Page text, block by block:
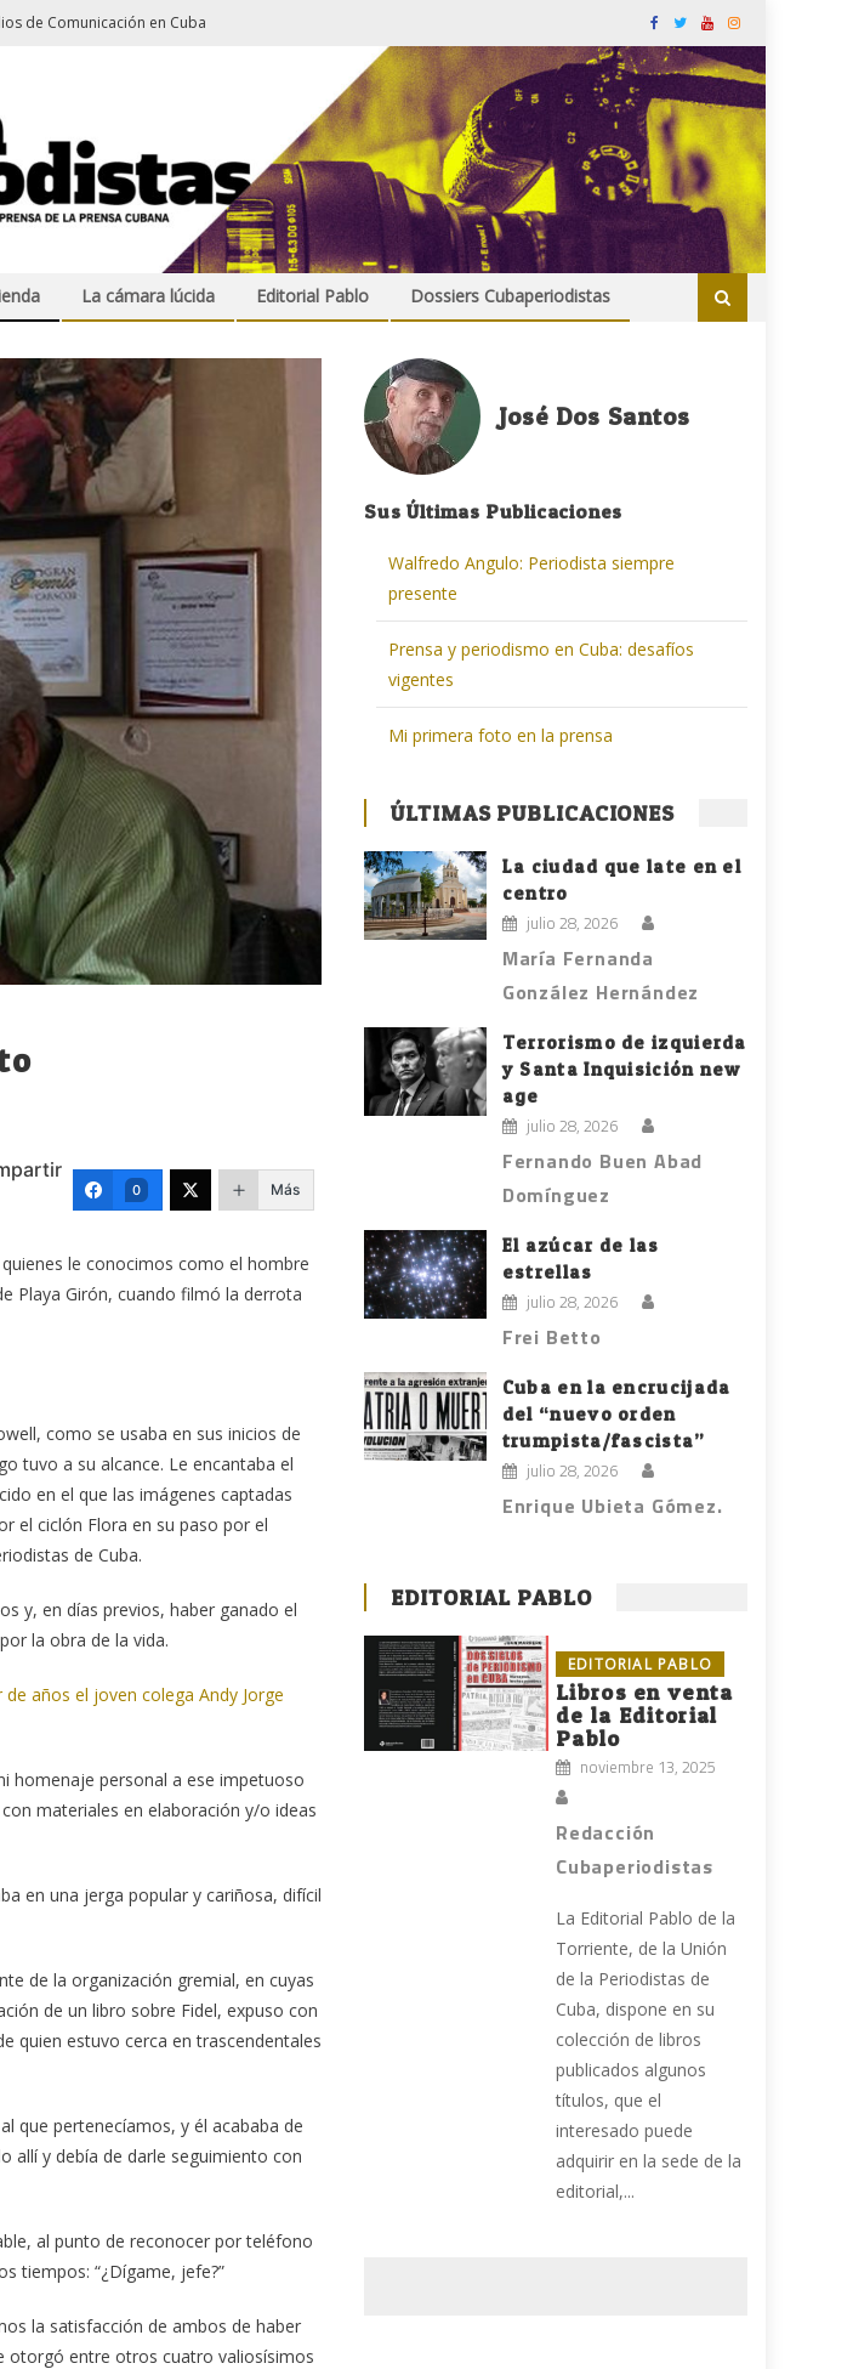
de Comunicación en Cuba
La cámara lúcida Editorial Pablo Dossiers Cubaperiodistas
0 Más
le conocimos como el hombre
Playa Girón, cuando filmó la derrota
como se usaba en sus inicios de
tuvo a su alcance. Le encantaba el
en el que las imágenes captadas
el ciclón Flora en su paso por el
de Cuba.
y, en días previos, haber ganado el
la obra de la vida.
años el joven colega Andy Jorge
homenaje personal a ese impetuoso
materiales en elaboración y/o ideas
en una jerga popular y cariñosa, difícil
de la organización gremial, en cuyas
de un libro sobre Fidel, expuso con
quien estuvo cerca en trascendentales
que pertenecíamos, y él acababa de
allí y debía de darle seguimiento con
al punto de reconocer por teléfono
tiempos: “¿Dígame, jefe?”
la satisfacción de ambos de haber
otorgó entre otros cuatro valiosísimos
José Dos Santos
Sus Últimas Publicaciones
Walfredo Angulo: Periodista siempre
presente
Prensa y periodismo en Cuba: desafíos
vigentes
Mi primera foto en la prensa
ÚLTIMAS PUBLICACIONES
La ciudad que late en el
centro
julio 28, 2026
María Fernanda
González Hernández
Terrorismo de izquierda
y Santa Inquisición new
age
julio 28, 2026
Fernando Buen Abad
Domínguez
El azúcar de las
estrellas
julio 28, 2026
Frei Betto
Cuba en la encrucijada
del “nuevo orden
trumpista/fascista”
julio 28, 2026
Enrique Ubieta Gómez.
EDITORIAL PABLO
EDITORIAL PABLO
Libros en venta
de la Editorial
Pablo
noviembre 13, 2025
Redacción
Cubaperiodistas
La Editorial Pablo de la
Torriente, de la Unión
de la Periodistas de
Cuba, dispone en su
colección de libros
publicados algunos
títulos, que el
interesado puede
adquirir en la sede de la
editorial,...